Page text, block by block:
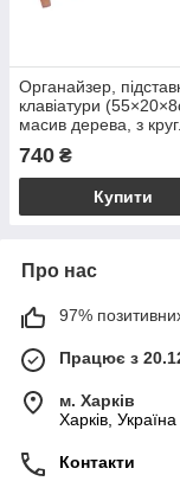
Органайзер,
клавіатури
масив дерева, з
740 ₴
Купити
Про нас
97%
Працює з
м. Харків
Харків, Україна
Контакти